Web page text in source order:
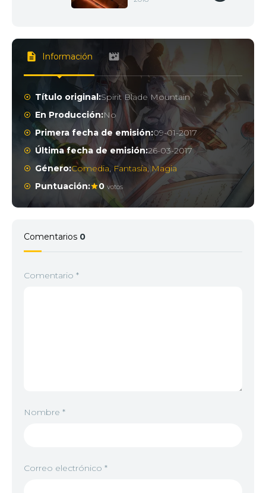
Información
Título original:Spirit Blade Mountain
En Producción:No
Primera fecha de emisión:09-01-2017
Última fecha de emisión:26-03-2017
Género:Comedia, Fantasía,Magia
Puntuación:
0 votos
Comentarios 0
Comentario *
Nombre *
Correo electrónico *